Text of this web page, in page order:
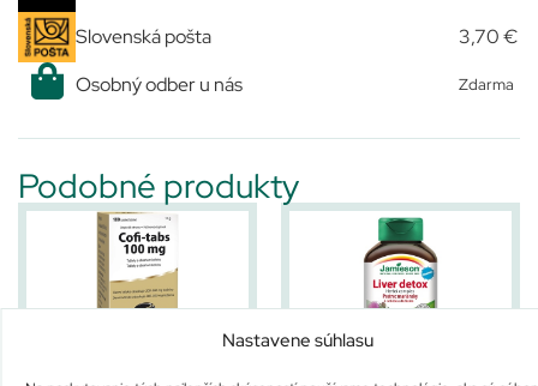
Nastavene súhlasu
Slovenská pošta
3,70 €
Osobný odber u nás
Zdarma
Podobné produkty